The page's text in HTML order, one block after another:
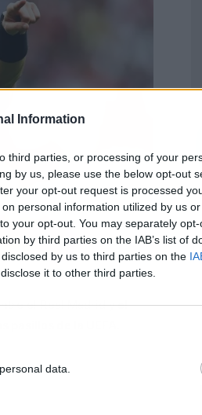
Information
third parties, or processing of your
by us, please use the below opt-out
your opt-out request is processed
personal information utilized by us
your opt-out. You may separately
by third parties on the IAB’s list of
by us to third parties on the
it to other third parties.
data.
el Real Madrid yel
de la UEFA.